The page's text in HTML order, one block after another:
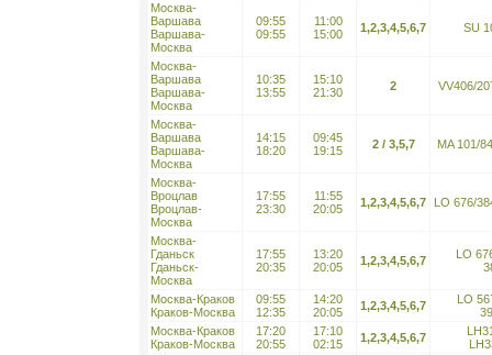
Москва-
Варшава
Варшава-
Москва
09:55
09:55
11:00
15:00
1,2,3,4,5,6,7 SU
Москва-
Варшава
Варшава-
Москва
10:35
13:55
15:10
21:30
2 VV406/
Москва-
Варшава
Варшава-
Москва
14:15
18:20
09:45
19:15
2 / 3,5,7 MA 101/
Москва-
Вроцлав
Вроцлав-
Москва
17:55
23:30
11:55
20:05
1,2,3,4,5,6,7 LO 676/
Москва-
Гданьск
Гданьск-
Москва
17:55
20:35
13:20
20:05
1,2,3,4,5,6,7
LO
Москва-Краков
Краков-Москва
09:55
12:35
14:20
20:05
1,2,3,4,5,6,7
LO
Москва-Краков
Краков-Москва
17:20
20:55
17:10
02:15
1,2,3,4,5,6,7